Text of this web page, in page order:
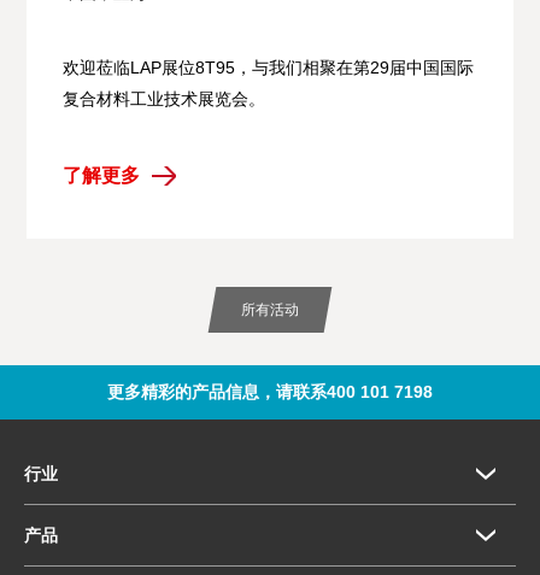
欢迎莅临LAP展位8T95，与我们相聚在第29届中国国际
复合材料工业技术展览会。
了解更多
所有活动
更多精彩的产品信息，请联系400 101 7198
行业
产品